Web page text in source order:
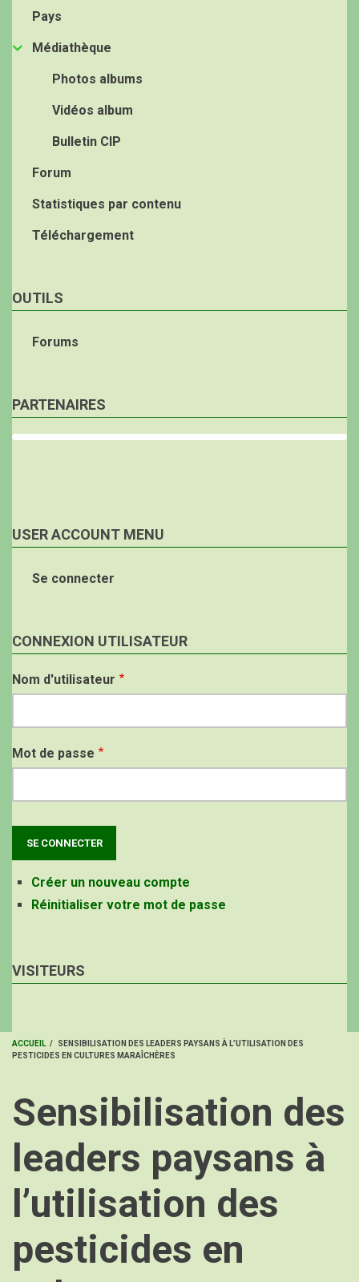
Pays
Médiathèque
Photos albums
Vidéos album
Bulletin CIP
Forum
Statistiques par contenu
Téléchargement
OUTILS
Forums
PARTENAIRES
USER ACCOUNT MENU
Se connecter
CONNEXION UTILISATEUR
Nom d'utilisateur
Mot de passe
Créer un nouveau compte
Réinitialiser votre mot de passe
VISITEURS
FIL
D'ARIANE
ACCUEIL /
SENSIBILISATION DES LEADERS PAYSANS À L’UTILISATION DES
PESTICIDES EN CULTURES MARAÎCHÈRES
Sensibilisation des
leaders paysans à
l’utilisation des
pesticides en